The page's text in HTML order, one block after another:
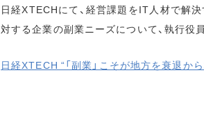
日経XTECHにて、経営課題をIT人材で解
対する企業の副業ニーズについて、執行役
日経XTECH “「副業」こそが地方を衰退か